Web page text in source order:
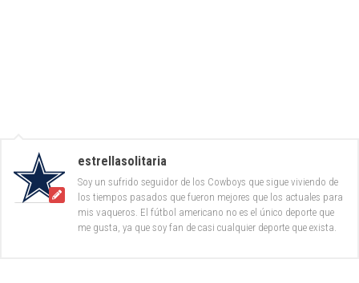
estrellasolitaria
Soy un sufrido seguidor de los Cowboys que sigue viviendo de
los tiempos pasados que fueron mejores que los actuales para
mis vaqueros. El fútbol americano no es el único deporte que
me gusta, ya que soy fan de casi cualquier deporte que exista.